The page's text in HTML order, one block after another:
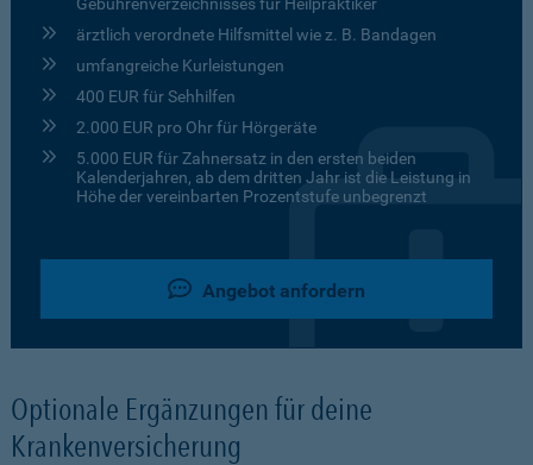
ärztlich verordnete Hilfsmittel wie z. B. Bandagen
umfangreiche Kurleistungen
400 EUR für Sehhilfen
2.000 EUR pro Ohr für Hörgeräte
5.000 EUR für Zahnersatz in den ersten beiden
Kalenderjahren, ab dem dritten Jahr ist die Leistung in
Höhe der vereinbarten Prozentstufe unbegrenzt
Angebot anfordern
Optionale Ergänzungen für deine
Krankenversicherung